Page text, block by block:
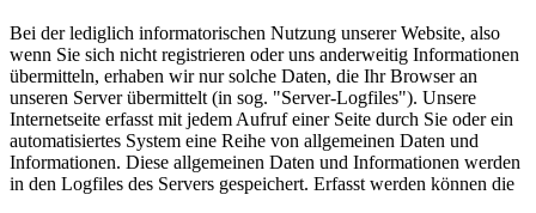
Bei der lediglich informatorischen Nutzung unserer Website, also
wenn Sie sich nicht registrieren oder uns anderweitig Informationen
übermitteln, erhaben wir nur solche Daten, die Ihr Browser an
unseren Server übermittelt (in sog. "Server-Logfiles"). Unsere
Internetseite erfasst mit jedem Aufruf einer Seite durch Sie oder ein
automatisiertes System eine Reihe von allgemeinen Daten und
Informationen. Diese allgemeinen Daten und Informationen werden
in den Logfiles des Servers gespeichert. Erfasst werden können die